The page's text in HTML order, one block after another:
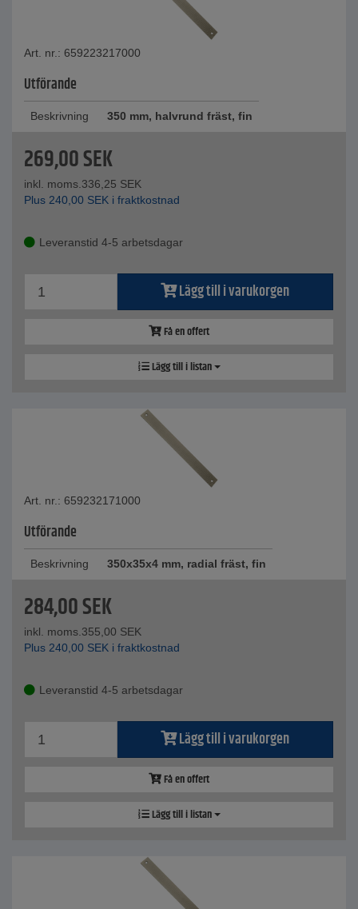
Art. nr.: 659223217000
Utförande
Beskrivning 350 mm, halvrund fräst, fin
269,00SEK
inkl. moms.336,25 SEK
Plus 240,00 SEK i fraktkostnad
Leveranstid 4-5 arbetsdagar
Lägg till i varukorgen
Få en offert
Lägg till i listan
Art. nr.: 659232171000
Utförande
Beskrivning 350x35x4 mm, radial fräst, fin
284,00SEK
inkl. moms.355,00 SEK
Plus 240,00 SEK i fraktkostnad
Leveranstid 4-5 arbetsdagar
Lägg till i varukorgen
Få en offert
Lägg till i listan